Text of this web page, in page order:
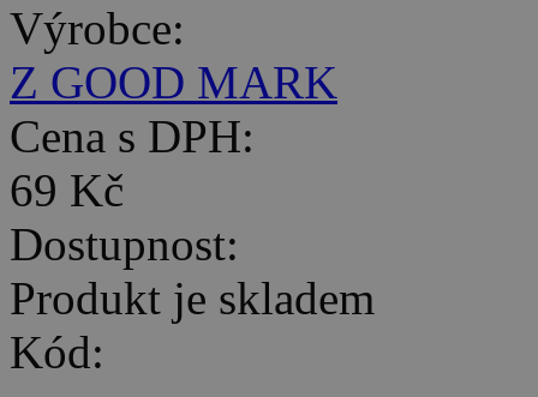
Výrobce:
Z GOOD MARK
Cena s DPH:
69 Kč
Dostupnost:
Produkt je skladem
Kód: